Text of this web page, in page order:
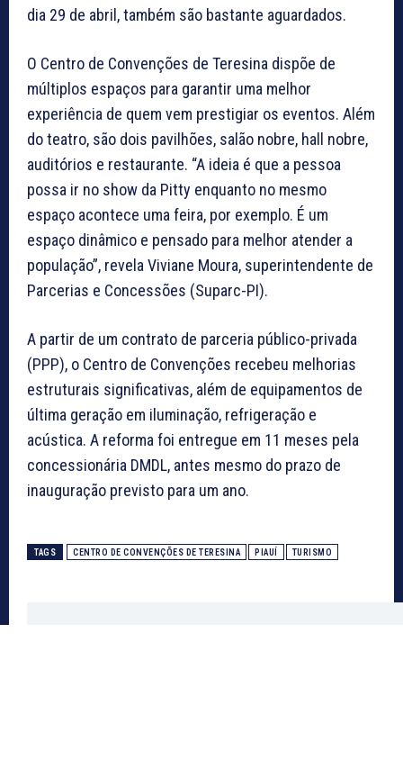
dia 29 de abril, também são bastante aguardados.
O Centro de Convenções de Teresina dispõe de
múltiplos espaços para garantir uma melhor
experiência de quem vem prestigiar os eventos. Além
do teatro, são dois pavilhões, salão nobre, hall nobre,
auditórios e restaurante. “A ideia é que a pessoa
possa ir no show da Pitty enquanto no mesmo
espaço acontece uma feira, por exemplo. É um
espaço dinâmico e pensado para melhor atender a
população”, revela Viviane Moura, superintendente de
Parcerias e Concessões (Suparc-PI).
A partir de um contrato de parceria público-privada
(PPP), o Centro de Convenções recebeu melhorias
estruturais significativas, além de equipamentos de
última geração em iluminação, refrigeração e
acústica. A reforma foi entregue em 11 meses pela
concessionária DMDL, antes mesmo do prazo de
inauguração previsto para um ano.
TAGS CENTRO DE CONVENÇÕES DE TERESINA PIAUÍ TURISMO